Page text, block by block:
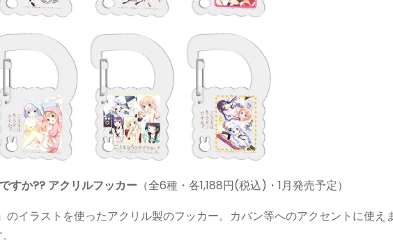
すか?? アクリルフッカー （全6種・各1,188円(税込)・1月発売予定）
のイラストを使ったアクリル製のフッカー。カバン等へのアクセントに使え